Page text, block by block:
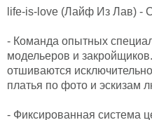
life-is-love (Лайф Из Лав) -
- Команда опытных
модельеров и
отшиваются
платья по фото и эскизам
- Фиксированная система